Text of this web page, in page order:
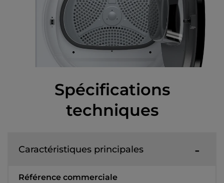
Spécifications
techniques
Caractéristiques principales
Référence commerciale